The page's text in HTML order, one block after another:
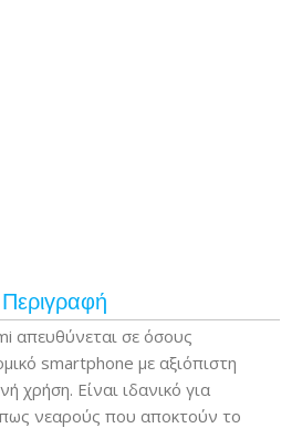
Περιγραφή
απευθύνεται σε όσους
smartphone με αξιόπιστη
χρήση. Είναι ιδανικό για
νεαρούς που αποκτούν το